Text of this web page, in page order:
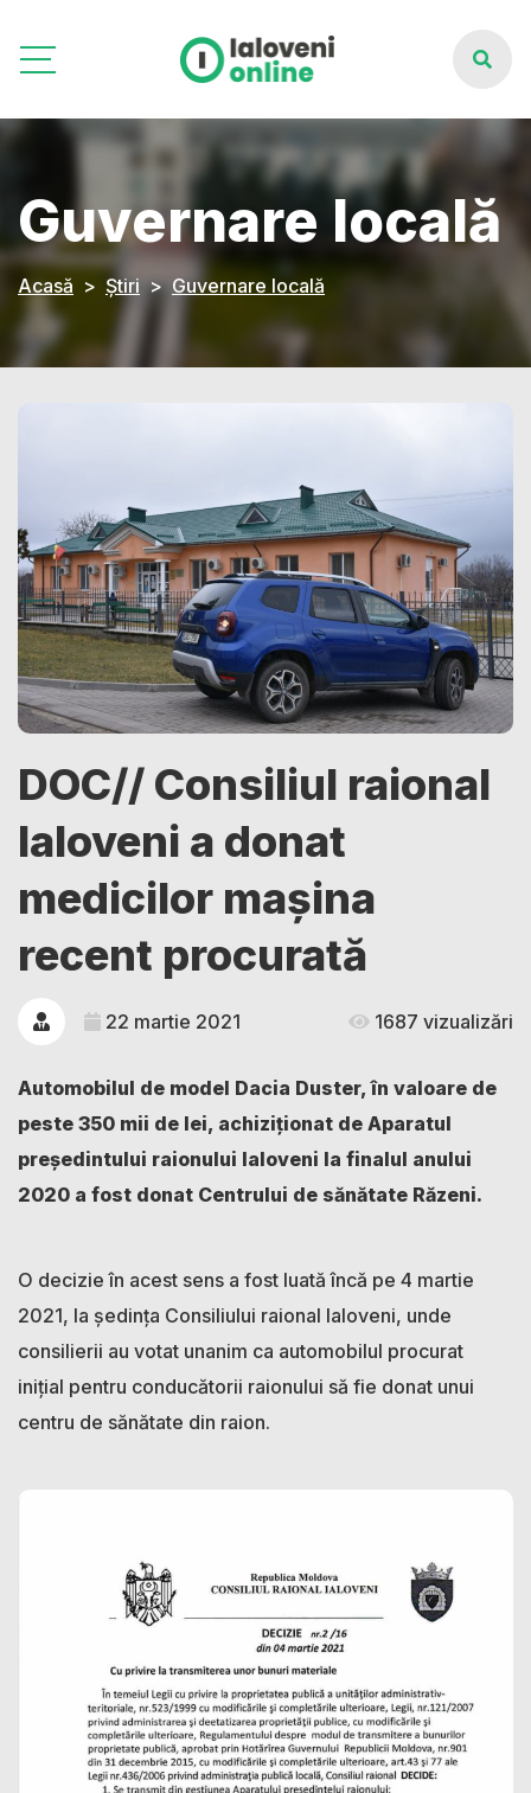
Guvernare locală
Acasă Știri Guvernare locală
DOC// Consiliul raional
Ialoveni a donat
medicilor mașina
recent procurată
22 martie 2021 1687 vizualizări
Automobilul de model Dacia Duster, în valoare de
peste 350 mii de lei, achiziționat de Aparatul
președintului raionului Ialoveni la finalul anului
2020 a fost donat Centrului de sănătate Răzeni.
O decizie în acest sens a fost luată încă pe 4 martie
2021, la ședința Consiliului raional Ialoveni, unde
consilierii au votat unanim ca automobilul procurat
inițial pentru conducătorii raionului să fie donat unui
centru de sănătate din raion.